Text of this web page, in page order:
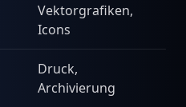
Vektorgrafiken,
Icons
Druck,
Archivierung